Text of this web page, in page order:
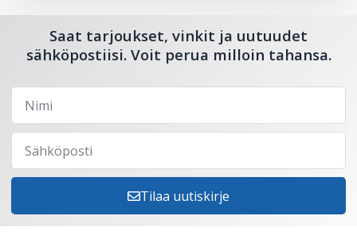
Saat tarjoukset, vinkit ja uutuudet
sähköpostiisi. Voit perua milloin tahansa.
Tilaa uutiskirje